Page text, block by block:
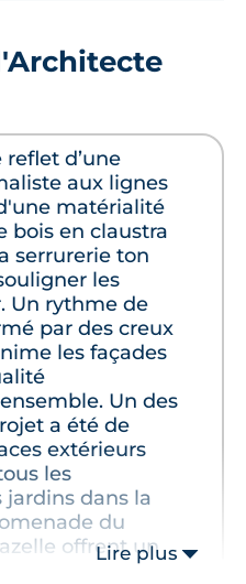
d’une
aux lignes
matérialité
bois en claustra
serrurerie ton
les
Un rythme de
par des creux
les façades
Un des
a été de
extérieurs
les
jardins dans la
du
offrent un
Les façades
Lire plus